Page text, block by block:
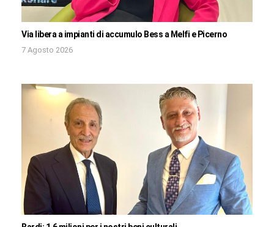
Via libera a impianti di accumulo Bess a Melfi e Picerno
7 Agosto 2026